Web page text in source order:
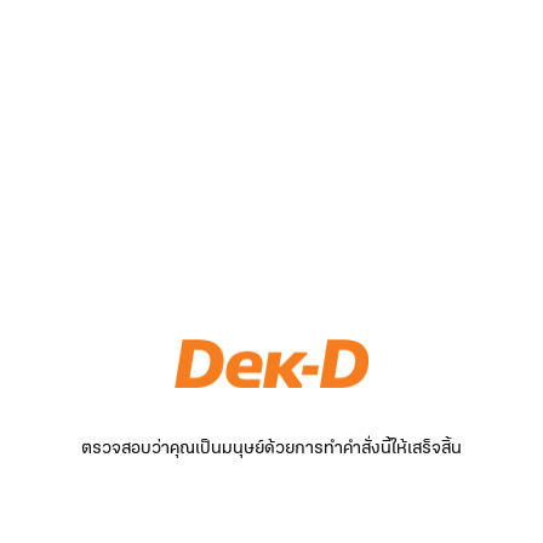
ตรวจสอบว่าคุณเป็นมนุษย์ด้วยการทำคำสั่งนี้ให้เสร็จสิ้น